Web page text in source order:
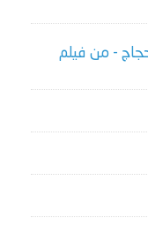
- من فيلم